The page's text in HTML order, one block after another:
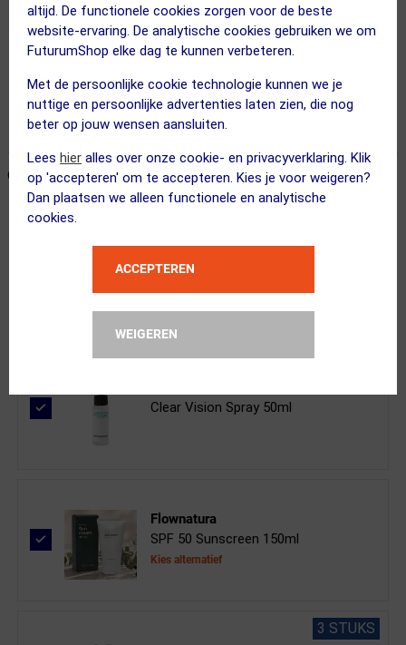
altijd. De functionele cookies zorgen voor de beste
website-ervaring. De analytische cookies gebruiken we om
FuturumShop elke dag te kunnen verbeteren.
Met de persoonlijke cookie technologie kunnen we je
nuttige en persoonlijke advertenties laten zien, die nog
beter op jouw wensen aansluiten.
Lees hier alles over onze cookie- en privacyverklaring. Klik
op 'accepteren' om te accepteren. Kies je voor weigeren?
Dan plaatsen we alleen functionele en analytische
cookies.
ACCEPTEREN
WEIGEREN
Voor 23:00 uur besteld, morgen in huis
365 dagen retourrecht
← Terug naar productnavigatie
ONZE AANBEVOLEN COMBINATIE
Sutro Lite Sweep Sport Zonnebril Ma...
Clear Vision Spray 50ml
Flownatura
SPF 50 Sunscreen 150ml
Kies alternatief
3 STUKS